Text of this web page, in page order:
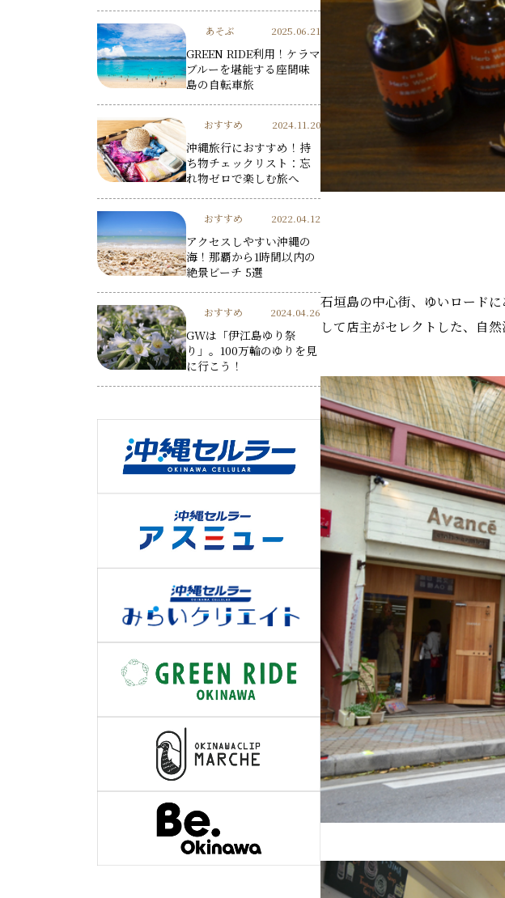
石垣島の中心街、ゆいロード
して店主がセレクトした、自
あそぶ 2025.06.21
GREEN RIDE利用！ケラマ
ブルーを堪能する座間味
島の自転車旅
おすすめ 2024.11.20
沖縄旅行におすすめ！持
ち物チェックリスト：忘
れ物ゼロで楽しむ旅へ
おすすめ 2022.04.12
アクセスしやすい沖縄の
海！那覇から1時間以内の
絶景ビーチ 5選
おすすめ 2024.04.26
GWは「伊江島ゆり祭
り」。100万輪のゆりを見
に行こう！